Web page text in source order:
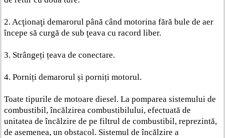
2. Acţionaţi demarorul până când motorina fără bule de aer
începe să curgă de sub ţeava cu racord liber.
3. Strângeți țeava de conectare.
4. Porniți demarorul și porniți motorul.
Toate tipurile de motoare diesel. La pomparea sistemului de
combustibil, încălzirea combustibilului, efectuată de
unitatea de încălzire de pe filtrul de combustibil, reprezintă,
de asemenea, un obstacol. Sistemul de încălzire a